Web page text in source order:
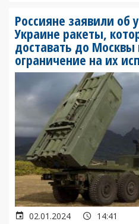
Россияне заявили об
Украине ракеты,
доставать до Москвы
ограничение на их
02.01.2024 14:41